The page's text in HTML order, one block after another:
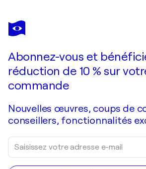
SHEPARD FAIREY
Deceit and disruption 6/6
Abonnez-vous et
réduction de 10 % sur
commande
Nouvelles œuvres, coups de
conseillers, fonctionnalités